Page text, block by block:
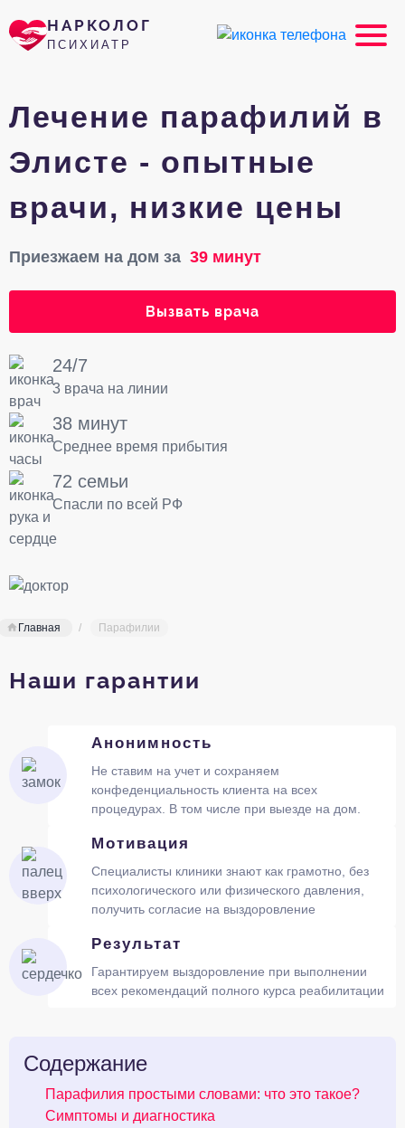
НАРКОЛОГ
ПСИХИАТР
Лечение парафилий в
Элисте - опытные
врачи, низкие цены
Приезжаем на дом за 39 минут
Вызвать врача
24/7
3 врача на линии
38 минут
Среднее время прибытия
72 семьи
Спасли по всей РФ
Главная Парафилии
Наши гарантии
Анонимность
Не ставим на учет и сохраняем
конфеденциальность клиента на всех
процедурах. В том числе при выезде на дом.
Мотивация
Специалисты клиники знают как грамотно, без
психологического или физического давления,
получить согласие на выздоровление
Результат
Гарантируем выздоровление при выполнении
всех рекомендаций полного курса реабилитации
Содержание
Парафилия простыми словами: что это такое?
Симптомы и диагностика